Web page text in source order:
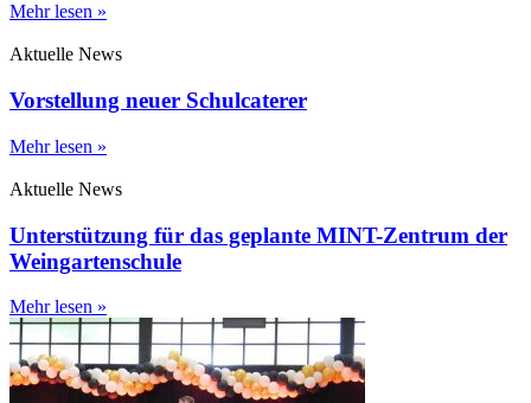
Mehr lesen »
Aktuelle News
Vorstellung neuer Schulcaterer
Mehr lesen »
Aktuelle News
Unterstützung für das geplante MINT-Zentrum der
Weingartenschule
Mehr lesen »